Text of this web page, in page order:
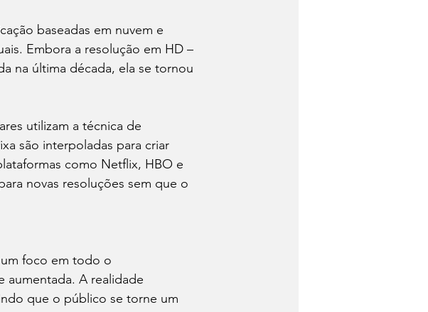
baseadas em nuvem e
Embora a resolução em HD –
na última década, ela se tornou
utilizam a técnica de
são interpoladas para criar
como Netflix, HBO e
novas resoluções sem que o
foco em todo o
aumentada. A realidade
que o público se torne um